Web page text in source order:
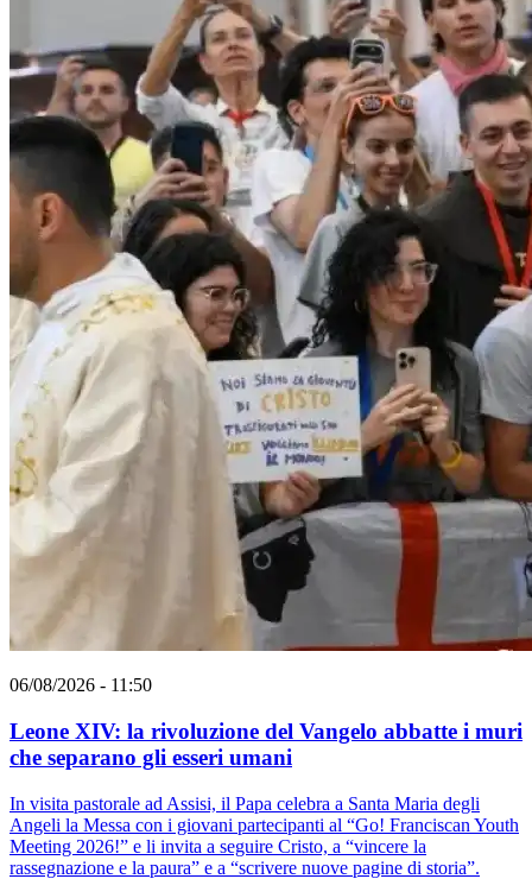
06/08/2026 - 11:50
Leone XIV: la rivoluzione del Vangelo abbatte i muri
che separano gli esseri umani
In visita pastorale ad Assisi, il Papa celebra a Santa Maria degli
Angeli la Messa con i giovani partecipanti al “Go! Franciscan Youth
Meeting 2026!” e li invita a seguire Cristo, a “vincere la
rassegnazione e la paura” e a “scrivere nuove pagine di storia”.